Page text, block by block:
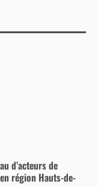
d’acteurs de
région Hauts-de-